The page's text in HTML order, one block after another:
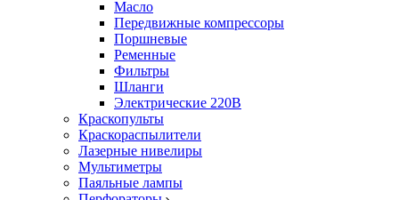
Масло
Передвижные компрессоры
Поршневые
Ременные
Фильтры
Шланги
Электрические 220В
Краскопульты
Краскораспылители
Лазерные нивелиры
Мультиметры
Паяльные лампы